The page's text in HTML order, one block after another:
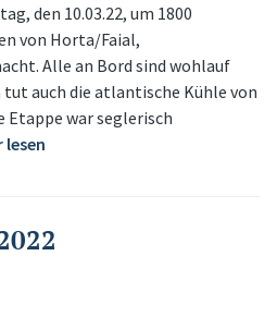
den 10.03.22, um 1800
von Horta/Faial,
Alle an Bord sind wohlauf
auch die atlantische Kühle von
Etappe war seglerisch
lesen